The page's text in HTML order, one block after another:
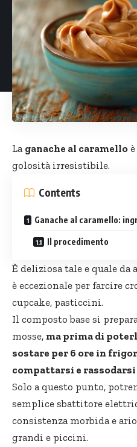
La ganache al caramello
golosità irresistibile.
Contents
Ganache al caramello:
Il procedimento
È deliziosa tale e quale da
è eccezionale per farcire
cupcake, pasticcini.
Il composto base si
mosse, ma prima di
sostare per 6 ore in
compattarsi e
Solo a questo punto,
semplice sbattitore
consistenza morbida e
grandi e piccini.